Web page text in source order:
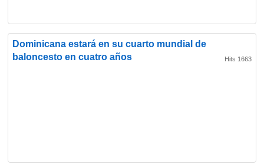
Dominicana estará en su cuarto mundial de
baloncesto en cuatro años
Hits 1663